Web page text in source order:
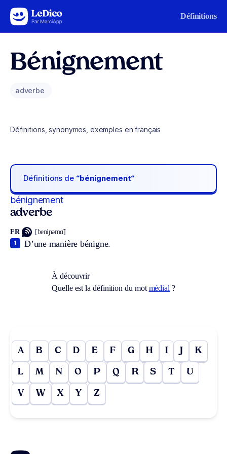
Aller au contenu Définitions
Bénignement
adverbe
Définitions, synonymes, exemples en français
Définitions de “bénignement“
bénignement
adverbe
FR [beniɲəmɑ̃]
D’une manière bénigne.
1
À découvrir
Quelle est la définition du mot médial ?
A B C D E F G H I J K
L M N O P Q R S T U
V W X Y Z